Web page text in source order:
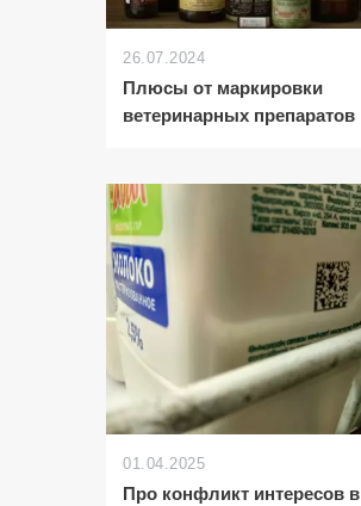
26.07.2024
Плюсы от маркировки
ветеринарных препаратов
01.04.2025
Про конфликт интересов в